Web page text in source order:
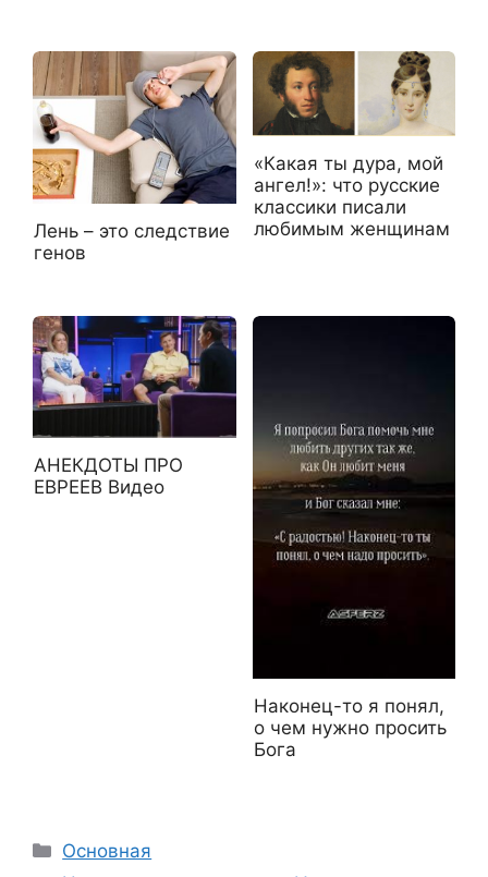
Лень – это следствие
генов
«Какая ты дура, мой
ангел!»: что русские
классики писали
любимым женщинам
АНЕКДОТЫ ПРО
ЕВРЕЕВ Видео
Наконец-то я понял,
о чем нужно просить
Бога
Рубрики
Основная